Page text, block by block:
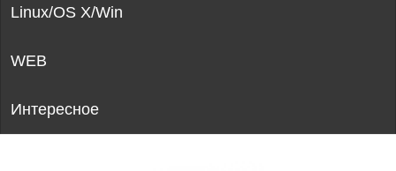
Linux/OS X/Win
WEB
Интересное